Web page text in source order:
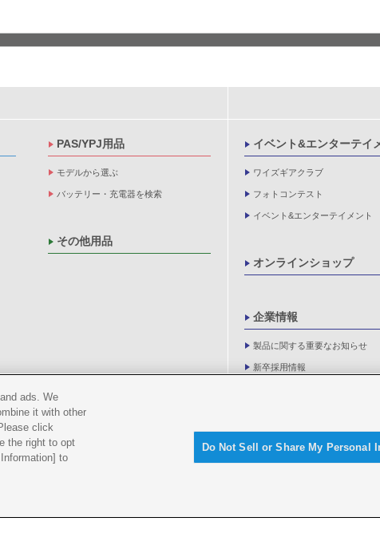
PAS/YPJ用品
モデルから選ぶ
バッテリー・充電器を検索
その他用品
イベント&エンターテイ
ワイズギアクラブ
フォトコンテスト
イベント&エンターテイメント
オンラインショップ
企業情報
製品に関する重要なお知らせ
新卒採用情報
ads. We
it with other
click
the right to opt
to
Do Not Sell or Share My Personal